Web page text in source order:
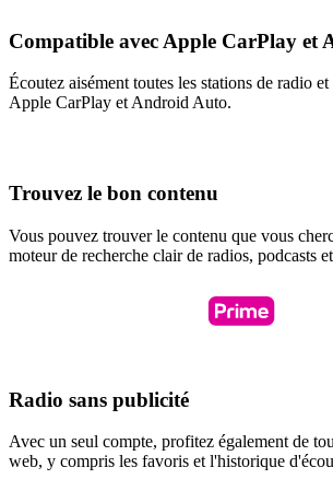
Compatible avec Apple CarPlay et
Écoutez aisément toutes les stations de radio
Apple CarPlay et Android Auto.
Trouvez le bon contenu
Vous pouvez trouver le contenu que vous
moteur de recherche clair de radios, podcasts
Radio sans publicité
Avec un seul compte, profitez également de
web, y compris les favoris et l'historique